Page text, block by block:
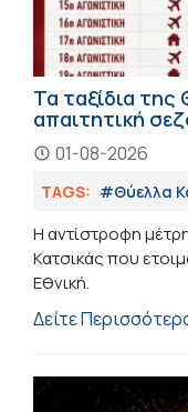
Τα ταξίδια της
απαιτητική
01-08-2026
TAGS: #Θύελλα
Η αντίστροφη
Κατσικάς που
Εθνική.
Δείτε